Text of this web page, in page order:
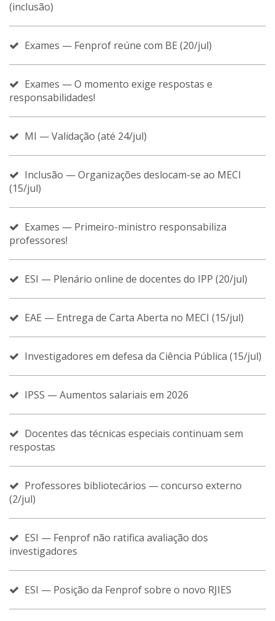
(inclusão)
Exames — Fenprof reúne com BE (20/jul)
Exames — O momento exige respostas e
responsabilidades!
MI — Validação (até 24/jul)
Inclusão — Organizações deslocam-se ao MECI
(15/jul)
Exames — Primeiro-ministro responsabiliza
professores!
ESI — Plenário online de docentes do IPP (20/jul)
EAE — Entrega de Carta Aberta no MECI (15/jul)
Investigadores em defesa da Ciência Pública (15/jul)
IPSS — Aumentos salariais em 2026
Docentes das técnicas especiais continuam sem
respostas
Professores bibliotecários — concurso externo
(2/jul)
ESI — Fenprof não ratifica avaliação dos
investigadores
ESI — Posição da Fenprof sobre o novo RJIES